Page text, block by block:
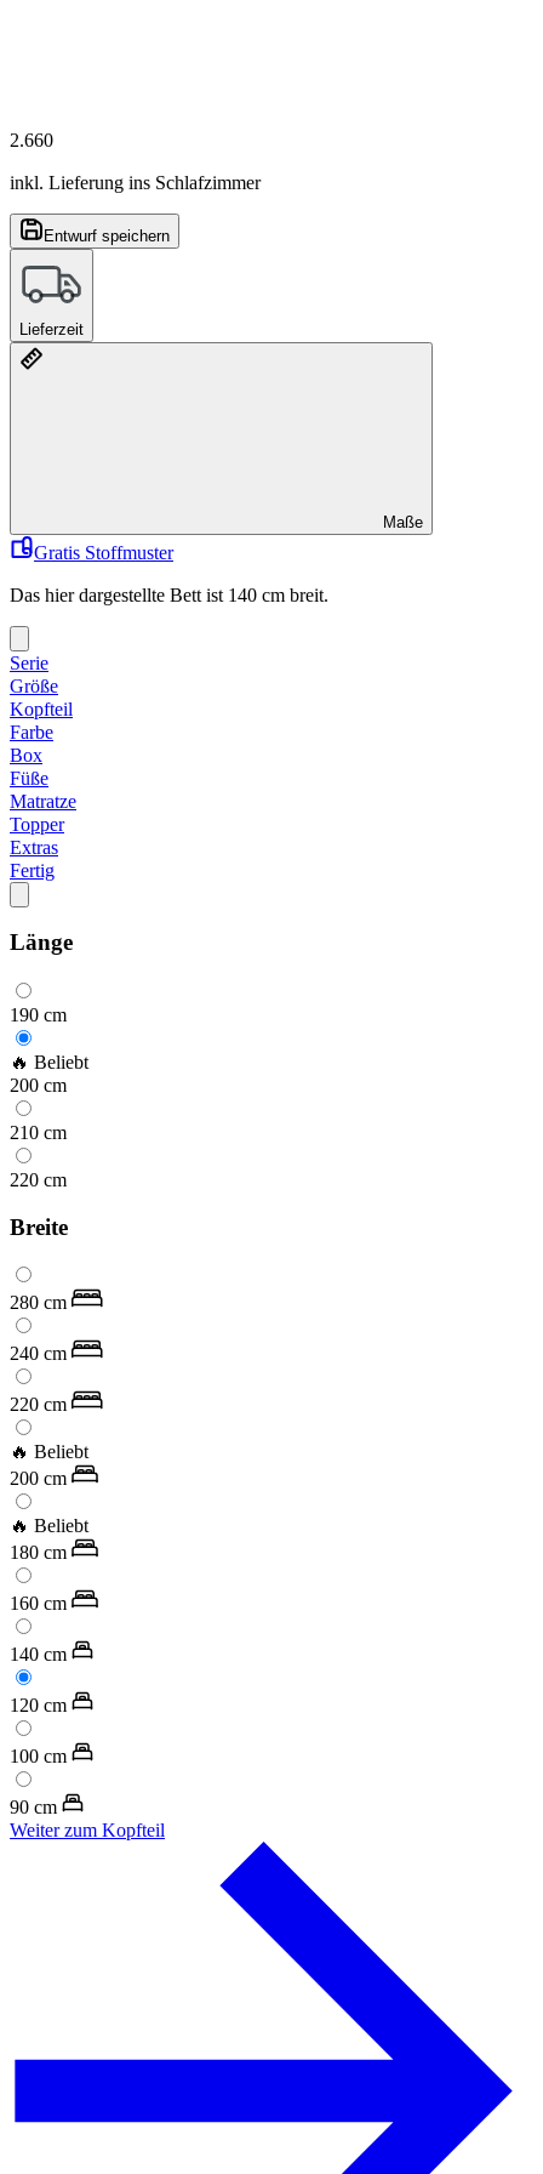
2.660
inkl. Lieferung ins Schlafzimmer
Entwurf speichern
Lieferzeit
Maße
Gratis Stoffmuster
Das hier dargestellte Bett ist 140 cm breit.
Serie
Größe
Kopfteil
Farbe
Box
Füße
Matratze
Topper
Extras
Fertig
Länge
190 cm
🔥 Beliebt
200 cm
210 cm
220 cm
Breite
280 cm
240 cm
220 cm
🔥 Beliebt
200 cm
🔥 Beliebt
180 cm
160 cm
140 cm
120 cm
100 cm
90 cm
Weiter zum Kopfteil